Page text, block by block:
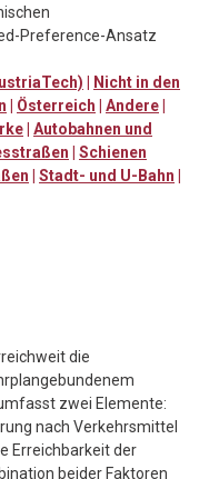
Preference-Ansatz
Nicht in den
Österreich Andere
Autobahnen und
Schienen
Stadt- und U-Bahn
die
zwei Elemente:
nach Verkehrsmittel
Erreichbarkeit der
beider Faktoren